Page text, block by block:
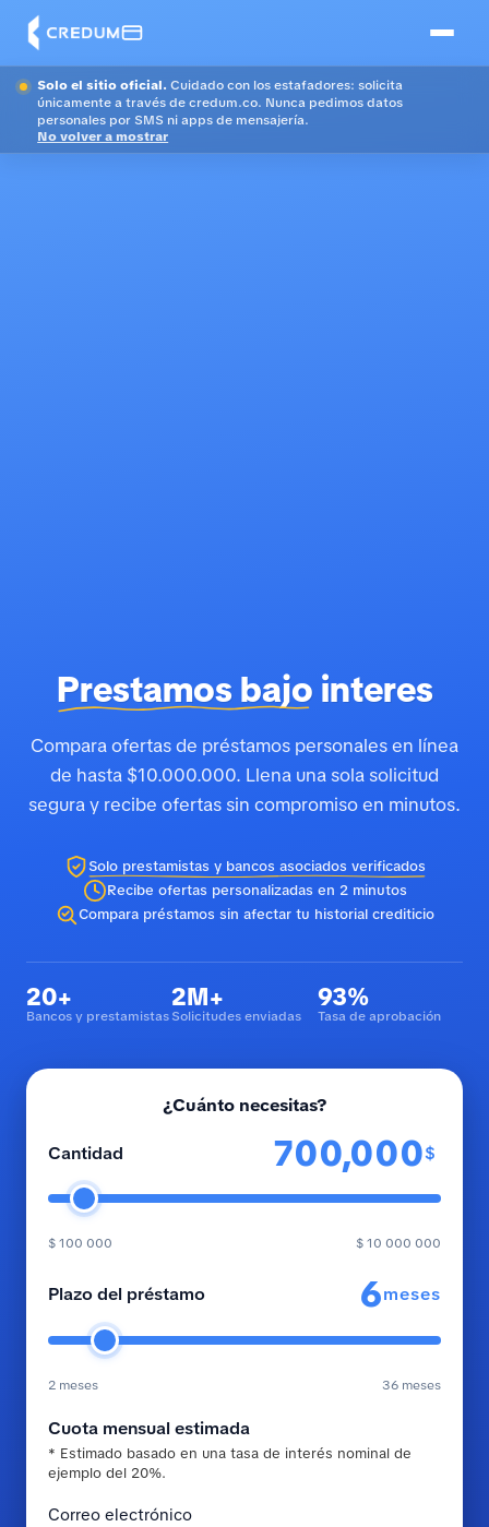
Solo el sitio oficial. Cuidado con los estafadores: solicita
únicamente a través de credum.co. Nunca pedimos datos
personales por SMS ni apps de mensajería.
No volver a mostrar
Prestamos bajo interes
Compara ofertas de préstamos personales en línea
de hasta $10.000.000. Llena una sola solicitud
segura y recibe ofertas sin compromiso en minutos.
Solo prestamistas y bancos asociados verificados
Recibe ofertas personalizadas en 2 minutos
Compara préstamos sin afectar tu historial crediticio
20+
Bancos y prestamistas
2M+
Solicitudes enviadas
93%
Tasa de aprobación
¿Cuánto necesitas?
Cantidad $
$ 100 000 $ 10 000 000
Plazo del préstamo meses
2 meses 36 meses
Cuota mensual estimada
* Estimado basado en una tasa de interés nominal de
ejemplo del 20%.
Correo electrónico